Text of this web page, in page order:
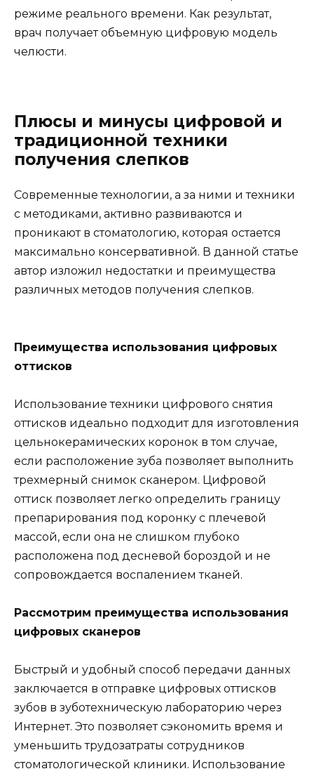
режиме реального времени. Как результат,
врач получает объемную цифровую модель
челюсти.
Плюсы и минусы цифровой и
традиционной техники
получения слепков
Современные технологии, а за ними и техники
с методиками, активно развиваются и
проникают в стоматологию, которая остается
максимально консервативной. В данной статье
автор изложил недостатки и преимущества
различных методов получения слепков.
Преимущества использования цифровых
оттисков
Использование техники цифрового снятия
оттисков идеально подходит для изготовления
цельнокерамических коронок в том случае,
если расположение зуба позволяет выполнить
трехмерный снимок сканером. Цифровой
оттиск позволяет легко определить границу
препарирования под коронку с плечевой
массой, если она не слишком глубоко
расположена под десневой бороздой и не
сопровождается воспалением тканей.
Рассмотрим преимущества использования
цифровых сканеров
Быстрый и удобный способ передачи данных
заключается в отправке цифровых оттисков
зубов в зуботехническую лабораторию через
Интернет. Это позволяет сэкономить время и
уменьшить трудозатраты сотрудников
стоматологической клиники. Использование